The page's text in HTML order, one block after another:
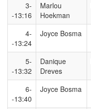
3-
-13:16
Marlou
Hoekman
4-
-13:24
Joyce Bosma
5-
-13:32
Danique
Dreves
6-
-13:40
Joyce Bosma